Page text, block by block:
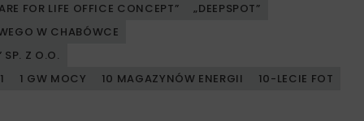
FOR LIFE OFFICE CONCEPT”
„DEEPSPOT”
W CHABÓWCE
SP. Z O.O.
1 1 GW MOCY 10 MAGAZYNÓW ENERGII
10-LECIE FOT